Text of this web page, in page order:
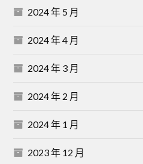
2024 年 5 月
2024 年 4 月
2024 年 3 月
2024 年 2 月
2024 年 1 月
2023 年 12 月